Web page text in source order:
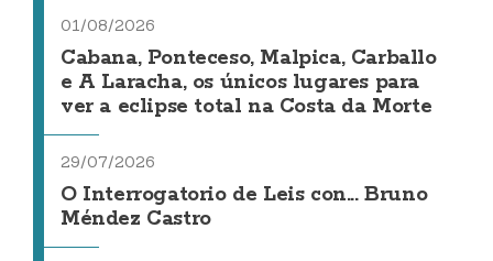
01/08/2026
Cabana, Ponteceso, Malpica, Carballo
e A Laracha, os únicos lugares para
ver a eclipse total na Costa da Morte
29/07/2026
O Interrogatorio de Leis con... Bruno
Méndez Castro